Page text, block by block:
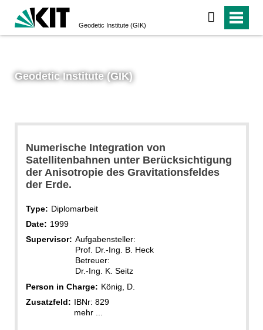
Geodetic Institute (GIK)
Geodetic Institute (GIK)
Numerische Integration von
Satellitenbahnen unter Berücksichtigung
der Anisotropie des Gravitationsfeldes
der Erde.
Type: Diplomarbeit
Date: 1999
Supervisor: Aufgabensteller:
Prof. Dr.-Ing. B. Heck
Betreuer:
Dr.-Ing. K. Seitz
Person in Charge: König, D.
Zusatzfeld: IBNr: 829
mehr ...